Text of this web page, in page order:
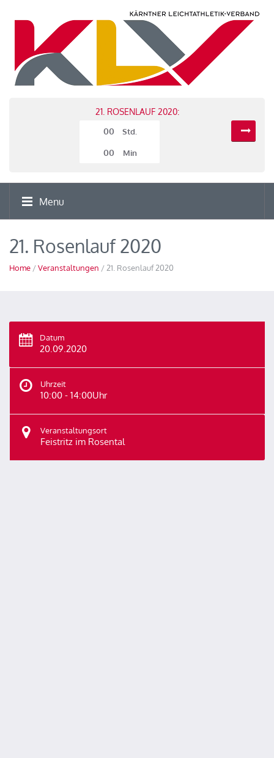
21. ROSENLAUF 2020:
00
Std.
00 Min
Menu
21. Rosenlauf 2020
Home /Veranstaltungen / 21. Rosenlauf 2020
Datum
20.09.2020
Uhrzeit
10:00 - 14:00Uhr
Veranstaltungsort
Feistritz im Rosental